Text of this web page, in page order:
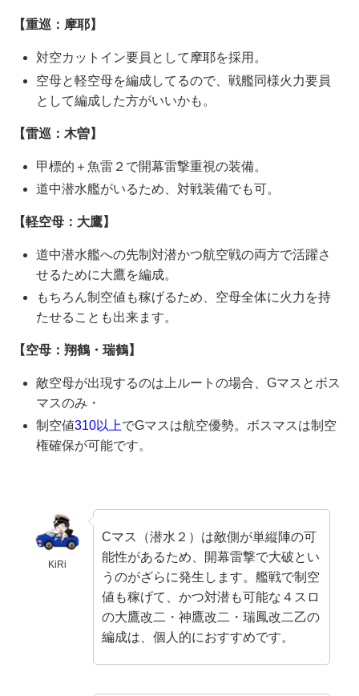
【重巡：摩耶】
対空カットイン要員として摩耶を採用。
空母と軽空母を編成してるので、戦艦同様火力要員
として編成した方がいいかも。
【雷巡：木曽】
甲標的＋魚雷２で開幕雷撃重視の装備。
道中潜水艦がいるため、対戦装備でも可。
【軽空母：大鷹】
道中潜水艦への先制対潜かつ航空戦の両方で活躍さ
せるために大鷹を編成。
もちろん制空値も稼げるため、空母全体に火力を持
たせることも出来ます。
【空母：翔鶴・瑞鶴】
敵空母が出現するのは上ルートの場合、Gマスとボス
マスのみ・
制空値310以上でGマスは航空優勢。ボスマスは制空
権確保が可能です。
KiRi
Cマス（潜水２）は敵側が単縦陣の可
能性があるため、開幕雷撃で大破とい
うのがざらに発生します。艦戦で制空
値も稼げて、かつ対潜も可能な４スロ
の大鷹改二・神鷹改二・瑞鳳改二乙の
編成は、個人的におすすめです。